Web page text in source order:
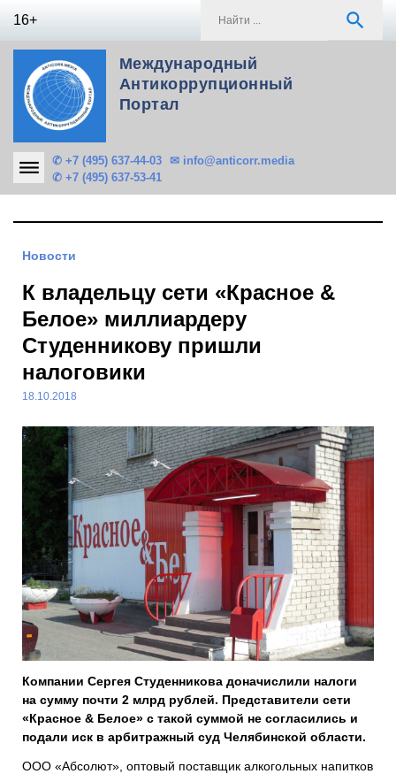
16+ search
Международный
Антикоррупционный
Портал
✆ +7 (495) 637-44-03
✆ +7 (495) 637-53-41
✉ info@anticorr.media
Новости
К владельцу сети «Красное &
Белое» миллиардеру
Студенникову пришли
налоговики
18.10.2018
Компании Сергея Студенникова доначислили налоги
на сумму почти 2 млрд рублей. Представители сети
«Красное & Белое» с такой суммой не согласились и
подали иск в арбитражный суд Челябинской области.
ООО «Абсолют», оптовый поставщик алкогольных напитков